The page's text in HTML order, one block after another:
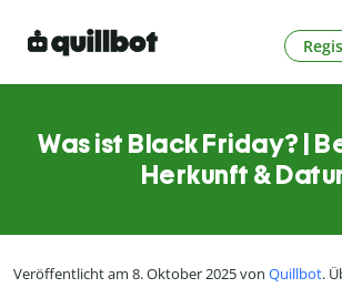
Was ist Black Friday? |
Herkunft &
Veröffentlicht am 8. Oktober 2025 von Quillbot.